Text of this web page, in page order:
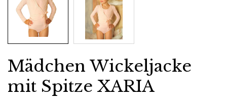
Mädchen Wickeljacke
mit Spitze XARIA